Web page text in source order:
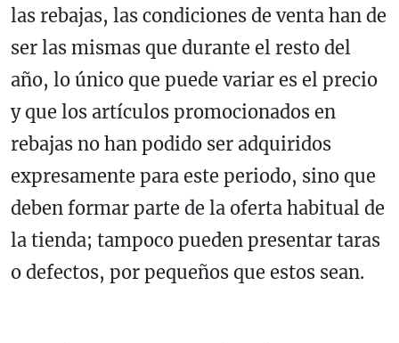
las rebajas, las condiciones de venta han de
ser las mismas que durante el resto del
año, lo único que puede variar es el precio
y que los artículos promocionados en
rebajas no han podido ser adquiridos
expresamente para este periodo, sino que
deben formar parte de la oferta habitual de
la tienda; tampoco pueden presentar taras
o defectos, por pequeños que estos sean.